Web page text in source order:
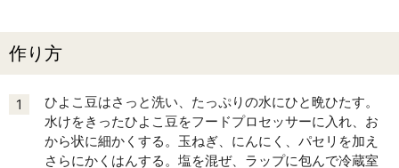
作り方
1
ひよこ豆はさっと洗い、たっぷりの水にひと晩ひたす。
水けをきったひよこ豆をフードプロセッサーに入れ、お
から状に細かくする。玉ねぎ、にんにく、パセリを加え
さらにかくはんする。塩を混ぜ、ラップに包んで冷蔵室